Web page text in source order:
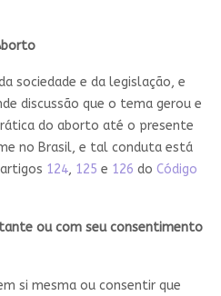
sociedade e da legislação, e
discussão que o tema gerou e
do aborto até o presente
no Brasil, e tal conduta está
124, 125 e 126 do Código
ou com seu consentimento
si mesma ou consentir que